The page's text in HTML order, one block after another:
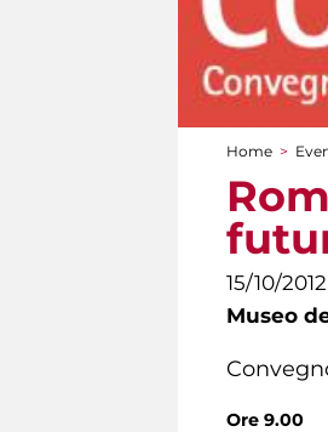
Tu sei
Home >
15/10/2012
Museo
Ore 9.00